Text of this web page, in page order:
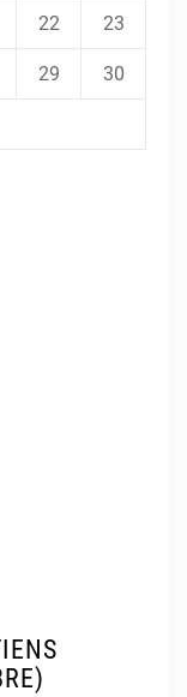
22 23
29 30